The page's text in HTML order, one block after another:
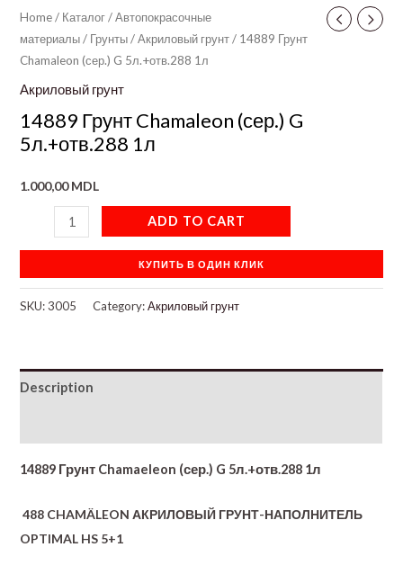
Home/ Каталог/Автопокрасочные
материалы/ Грунты/Акриловый грунт/ 14889 Грунт
Chamaleon (сер.) G 5л.+отв.288 1л
Акриловый грунт
14889 Грунт Chamaleon (сер.) G
5л.+отв.288 1л
1.000,00MDL
ADD TO CART
КУПИТЬ В ОДИН КЛИК
SKU:3005 Category:Акриловый грунт
Description
14889 Грунт Chamaeleon (сер.) G 5л.+отв.288 1л
488 CHAMÄLEON АКРИЛОВЫЙ ГРУНТ-НАПОЛНИТЕЛЬ
OPTIMAL HS 5+1